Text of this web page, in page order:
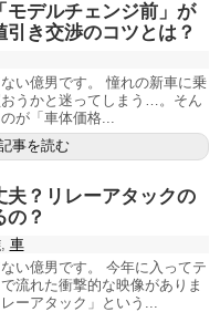
モデルチェンジ前」が
き交渉のコツとは？
い億男です。 憧れの新車に乗
うかと迷ってしまう…。そん
が「車体価格...
事を読む
夫？リレーアタックの
の？
, 車
い億男です。 今年に入ってテ
流れた衝撃的な映像がありま
ーアタック」という...